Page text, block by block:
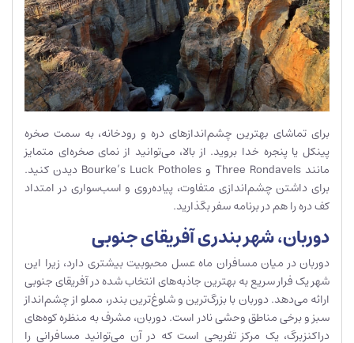
برای تماشای بهترین چشم‌اندازهای دره و رودخانه، به سمت صخره
پینکل یا پنجره خدا بروید. از بالا، می‌توانید از نمای صخره‌ای متمایز
مانند Three Rondavels و Bourke’s Luck Potholes دیدن کنید.
برای داشتن چشم‌اندازی متفاوت، پیاده‌روی و اسب‌سواری در امتداد
کف دره را هم در برنامه سفر بگذارید.
دوربان، شهر بندری آفریقای جنوبی
دوربان در میان مسافران ماه عسل محبوبیت بیشتری دارد، زیرا این
شهر یک فرار سریع به بهترین جاذبه‌های انتخاب شده در آفریقای جنوبی
ارائه می‌دهد. دوربان با بزرگ‌ترین و شلوغ‌ترین بندر، مملو از چشم‌انداز
سبز و برخی مناطق وحشی نادر است. دوربان، مشرف به منظره کوه‌های
دراکنزبرگ، یک مرکز تفریحی است که در آن می‌توانید مسافرانی را